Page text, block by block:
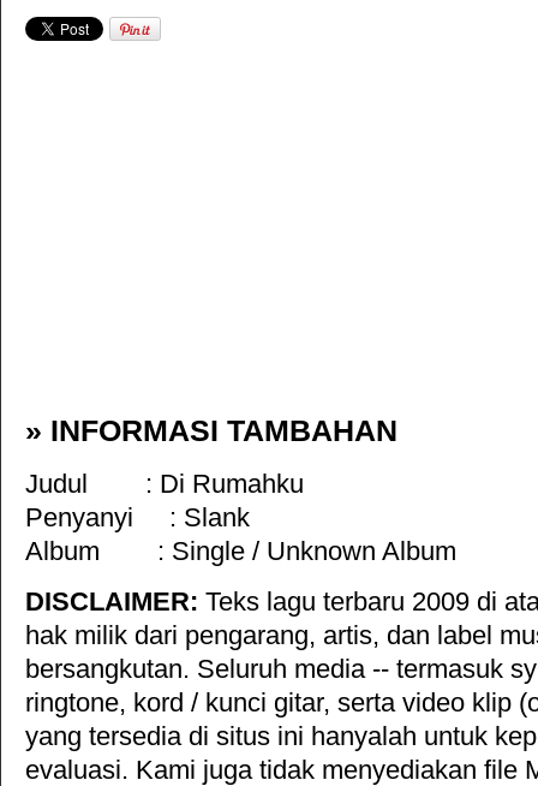
» INFORMASI TAMBAHAN
Judul : Di Rumahku
Penyanyi : Slank
Album : Single / Unknown Album
DISCLAIMER: Teks lagu terbaru 2009 di
hak milik dari pengarang, artis, dan label
bersangkutan. Seluruh media -- termasuk
ringtone, kord / kunci gitar, serta video klip
yang tersedia di situs ini hanyalah untuk
evaluasi. Kami juga tidak menyediakan file